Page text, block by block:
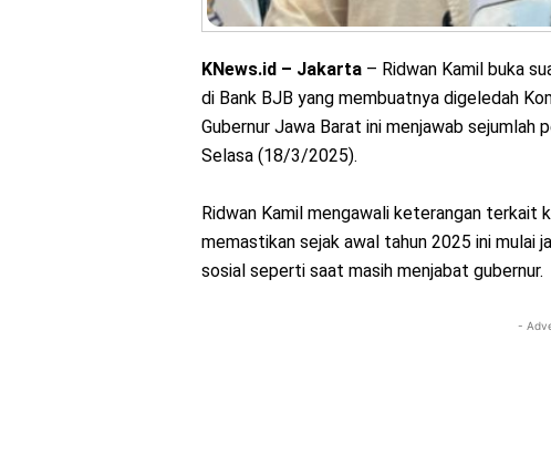
KNews.id – Jakarta – Ridwan Kamil buka
di Bank BJB yang membuatnya digeledah
Gubernur Jawa Barat ini menjawab
Selasa (18/3/2025).
Ridwan Kamil mengawali keterangan terkait
memastikan sejak awal tahun 2025 ini mulai
sosial seperti saat masih menjabat gubernur.
-